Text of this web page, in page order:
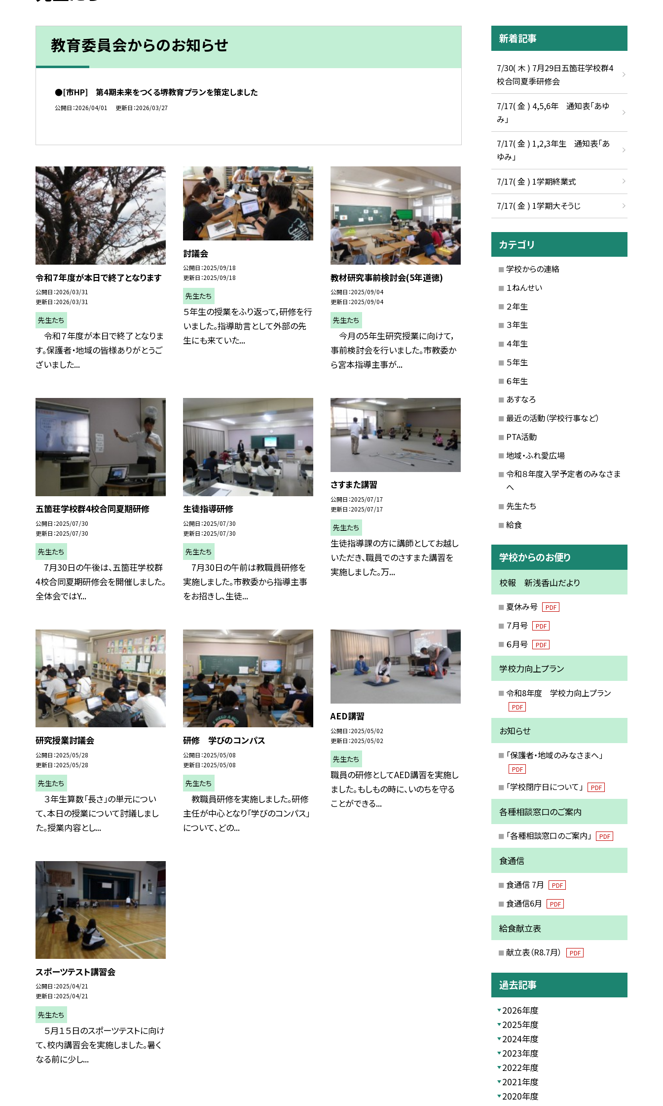
教育委員会からのお知らせ
●[市HP] 第4期未来をつくる堺教育プランを策定しました
公開日 2026/04/01 更新日 2026/03/27
令和７年度が本日で終了となります
公開日 2026/03/31
更新日 2026/03/31
先生たち
令和７年度が本日で終了となりま
す。保護者・地域の皆様ありがとうご
ざいました...
討議会
公開日 2025/09/18
更新日 2025/09/18
先生たち
５年生の授業をふり返って，研修を行
いました。指導助言として外部の先
生にも来ていた...
教材研究事前検討会(5年道徳)
公開日 2025/09/04
更新日 2025/09/04
先生たち
今月の5年生研究授業に向けて，
事前検討会を行いました。市教委か
ら宮本指導主事が...
五箇荘学校群4校合同夏期研修
公開日 2025/07/30
更新日 2025/07/30
先生たち
7月30日の午後は、五箇荘学校群
4校合同夏期研修会を開催しました。
全体会ではY...
生徒指導研修
公開日 2025/07/30
更新日 2025/07/30
先生たち
7月30日の午前は教職員研修を
実施しました。市教委から指導主事
をお招きし、生徒...
さすまた講習
公開日 2025/07/17
更新日 2025/07/17
先生たち
生徒指導課の方に講師としてお越し
いただき、職員でのさすまた講習を
実施しました。万...
研究授業討議会
公開日 2025/05/28
更新日 2025/05/28
先生たち
３年生算数「長さ」の単元につい
て、本日の授業について討議しまし
た。授業内容とし...
研修 学びのコンパス
公開日 2025/05/08
更新日 2025/05/08
先生たち
教職員研修を実施しました。研修
主任が中心となり「学びのコンパス」
について、どの...
AED講習
公開日 2025/05/02
更新日 2025/05/02
先生たち
職員の研修としてAED講習を実施し
ました。もしもの時に、いのちを守る
ことができる...
スポーツテスト講習会
公開日 2025/04/21
更新日 2025/04/21
先生たち
５月１５日のスポーツテストに向け
て、校内講習会を実施しました。暑く
なる前に少し...
新着記事
7/30( 木 ) 7月29日五箇荘学校群4
校合同夏季研修会
7/17( 金 ) 4,5,6年 通知表「あゆ
み」
7/17( 金 ) 1,2,3年生 通知表「あ
ゆみ」
7/17( 金 ) 1学期終業式
7/17( 金 ) 1学期大そうじ
カテゴリ
学校からの連絡
１ねんせい
２年生
３年生
４年生
５年生
６年生
あすなろ
最近の活動（学校行事など）
PTA活動
地域・ふれ愛広場
令和８年度入学予定者のみなさま
へ
先生たち
給食
学校からのお便り
校報 新浅香山だより
夏休み号 PDF
７月号 PDF
６月号 PDF
学校力向上プラン
令和8年度 学校力向上プラン
PDF
お知らせ
「保護者・地域のみなさまへ」
PDF
「学校閉庁日について」 PDF
各種相談窓口のご案内
「各種相談窓口のご案内」 PDF
食通信
食通信 7月 PDF
食通信6月 PDF
給食献立表
献立表（R8.7月） PDF
過去記事
2026年度
2025年度
2024年度
2023年度
2022年度
2021年度
2020年度